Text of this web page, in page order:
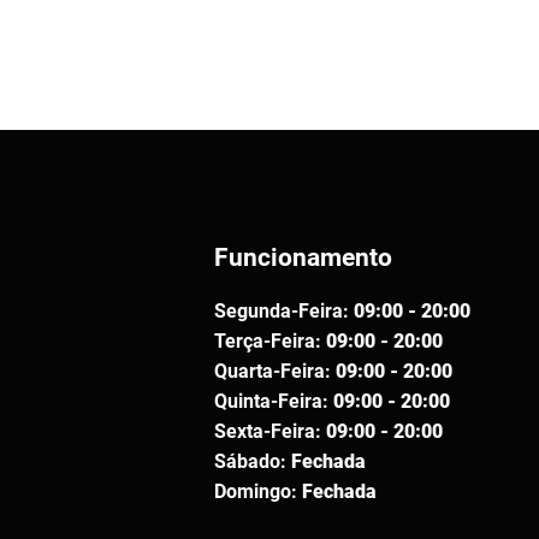
Funcionamento
Segunda-Feira: 09:00 - 20:00
Terça-Feira: 09:00 - 20:00
Quarta-Feira: 09:00 - 20:00
Quinta-Feira: 09:00 - 20:00
Sexta-Feira: 09:00 - 20:00
Sábado: Fechada
Domingo: Fechada